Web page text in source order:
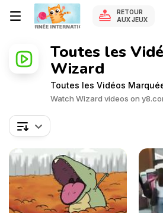
RETOUR
AUX JEUX
Toutes les
Wizard
Toutes les Vidéos
Watch Wizard videos on